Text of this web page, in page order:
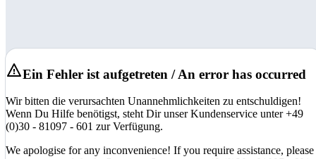
Ein Fehler ist aufgetreten / An error has occurred
Wir bitten die verursachten Unannehmlichkeiten zu entschuldigen!
Wenn Du Hilfe benötigst, steht Dir unser Kundenservice unter +49
(0)30 - 81097 - 601 zur Verfügung.
We apologise for any inconvenience! If you require assistance, please